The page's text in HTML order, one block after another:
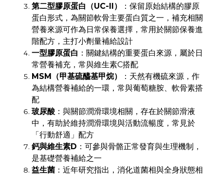
第二型膠原蛋白（UC-II）
：保留原始結構的膠原
蛋白形式，為關節軟骨主要蛋白質之一，補充相關
營養來源可作為日常保養選擇，常用於關節保養進
階配方，主打小劑量補給設計
一型膠原蛋白 ：關鍵結構的重要蛋白來源，屬於日
常營養補充，常與維生素C搭配
MSM（甲基硫醯基甲烷）
：天然有機硫來源，作
為結構營養補給的一環，常與葡萄糖胺、軟骨素搭
配
玻尿酸 ：與關節潤滑環境相關，存在於關節滑液
中，有助於維持潤滑環境與活動流暢度，常見於
「行動舒適」配方
鈣與維生素D ：可參與骨骼正常發育與生理機制，
是基礎營養補給之一
益生菌 ：近年研究指出，消化道菌相與全身狀態相